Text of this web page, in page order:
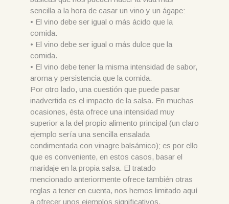
sencilla a la hora de casar un vino y un ágape:
• El vino debe ser igual o más ácido que la
comida.
• El vino debe ser igual o más dulce que la
comida.
• El vino debe tener la misma intensidad de sabor,
aroma y persistencia que la comida.
Por otro lado, una cuestión que puede pasar
inadvertida es el impacto de la salsa. En muchas
ocasiones, ésta ofrece una intensidad muy
superior a la del propio alimento principal (un claro
ejemplo sería una sencilla ensalada
condimentada con vinagre balsámico); es por ello
que es conveniente, en estos casos, basar el
maridaje en la propia salsa. El tratado
mencionado anteriormente ofrece también otras
reglas a tener en cuenta, nos hemos limitado aquí
a ofrecer unos ejemplos significativos.